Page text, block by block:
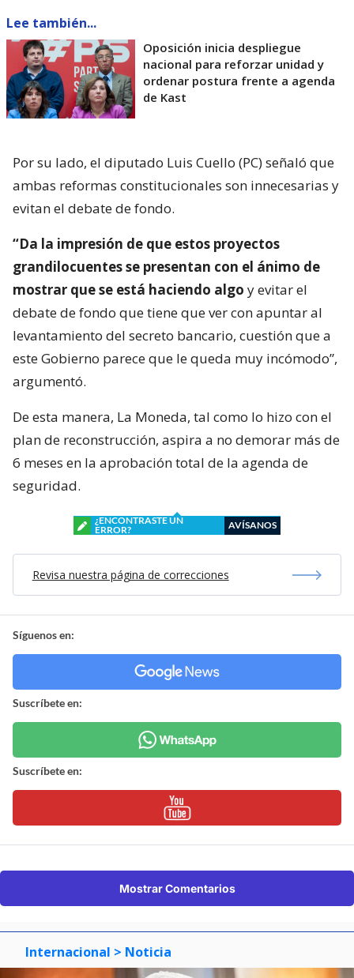
Lee también...
Oposición inicia despliegue
nacional para reforzar unidad y
ordenar postura frente a agenda
de Kast
Por su lado, el diputado Luis Cuello (PC) señaló que
ambas reformas constitucionales son innecesarias y
evitan el debate de fondo.
“Da la impresión de que estos proyectos
grandilocuentes se presentan con el ánimo de
mostrar que se está haciendo algo y evitar el
debate de fondo que tiene que ver con apuntar al
levantamiento del secreto bancario, cuestión que a
este Gobierno parece que le queda muy incómodo”,
argumentó.
De esta manera, La Moneda, tal como lo hizo con el
plan de reconstrucción, aspira a no demorar más de
6 meses en la aprobación total de la agenda de
seguridad.
¿ENCONTRASTE UN
ERROR?
AVÍSANOS
Revisa nuestra página de correcciones
Síguenos en:
Suscríbete en:
Suscríbete en:
Mostrar Comentarios
Internacional > Noticia